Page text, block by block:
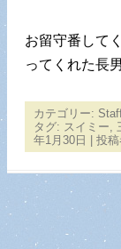
お留守番して
ってくれた長
カテゴリー:
タグ: スイミー
年1月30日
投